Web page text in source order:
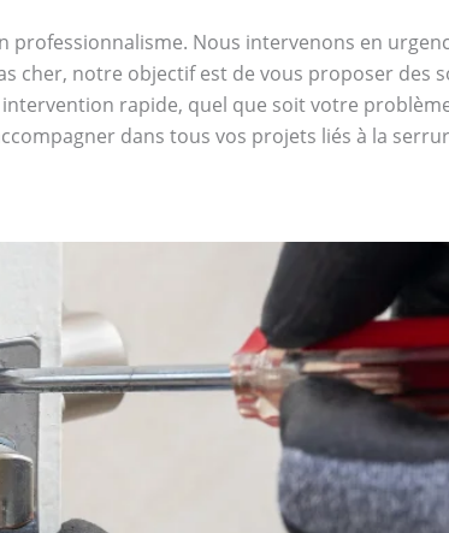
Nous intervenons en
cher, notre objectif est de vous proposer des
rapide, quel que soit votre
dans tous vos projets liés à la